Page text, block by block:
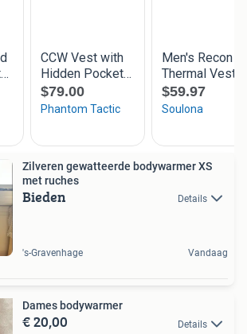
Zilveren gewatteerde bodywarmer XS
met ruches
Bieden Details
's-Gravenhage Vandaag
Dames bodywarmer
€ 20,00 Details